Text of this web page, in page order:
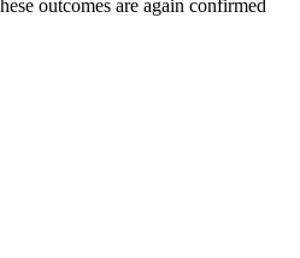
outcomes are again confirmed